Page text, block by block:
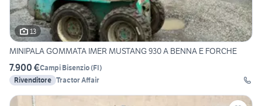
13
MINIPALA GOMMATA IMER MUSTANG 930 A BENNA E FORCHE
7.900 €Campi Bisenzio(FI)
Rivenditore Tractor Affair